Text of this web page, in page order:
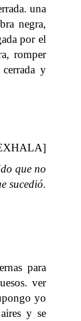
una
negra,
por el
romper
y
que no
sucedió.
para
ver
yo
y se